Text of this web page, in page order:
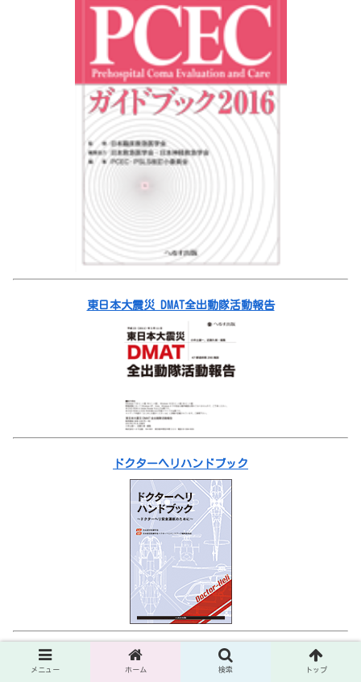
東日本大震災 DMAT全出動隊活動報告
ドクターヘリハンドブック
メニュー ホーム 検索 トップ